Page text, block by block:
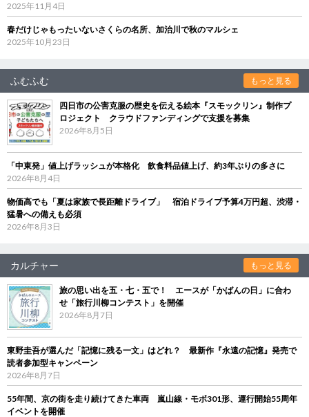
2025年11月4日
春だけじゃもったいないさくらの名所、加治川で秋のマルシェ
2025年10月23日
ふむふむ もっと見る
四日市の公害克服の歴史を伝える絵本『スモックリン』制作プ
ロジェクト クラウドファンディングで支援を募集
2026年8月5日
「中東発」値上げラッシュが本格化 飲食料品値上げ、約3年ぶりの多さに
2026年8月4日
物価高でも「夏は家族で長距離ドライブ」 宿泊ドライブ予算4万円超、渋滞・
猛暑への備えも必須
2026年8月3日
カルチャー もっと見る
旅の思い出を五・七・五で！ エースが「かばんの日」に合わ
せ「旅行川柳コンテスト」を開催
2026年8月7日
東野圭吾が選んだ「記憶に残る一文」はどれ？ 最新作『永遠の記憶』発売で
読者参加型キャンペーン
2026年8月7日
55年間、京の街を走り続けてきた車両 嵐山線・モボ301形、運行開始55周年
イベントを開催